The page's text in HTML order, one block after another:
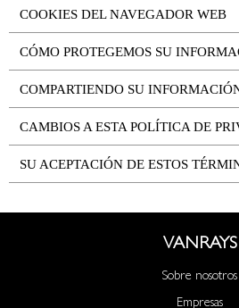
COOKIES DEL NAVEGADOR WEB
CÓMO PROTEGEMOS SU
COMPARTIENDO SU
CAMBIOS A ESTA POLÍTICA DE
SU ACEPTACIÓN DE ESTOS
VANRAYS
Sobre nosotros
Empresas